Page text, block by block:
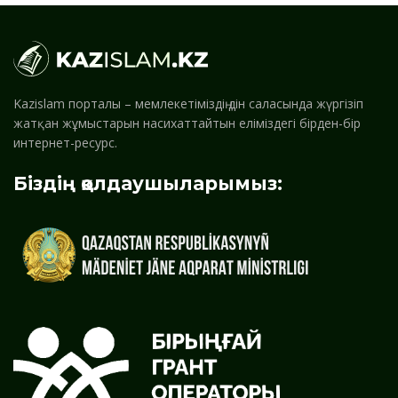
Kazislam порталы – мемлекетіміздің дін саласында жүргізіп
жатқан жұмыстарын насихаттайтын еліміздегі бірден-бір
интернет-ресурс.
Біздің қолдаушыларымыз: